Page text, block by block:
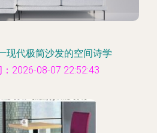
现代极简沙发的空间诗学
2026-08-07 22:52:43